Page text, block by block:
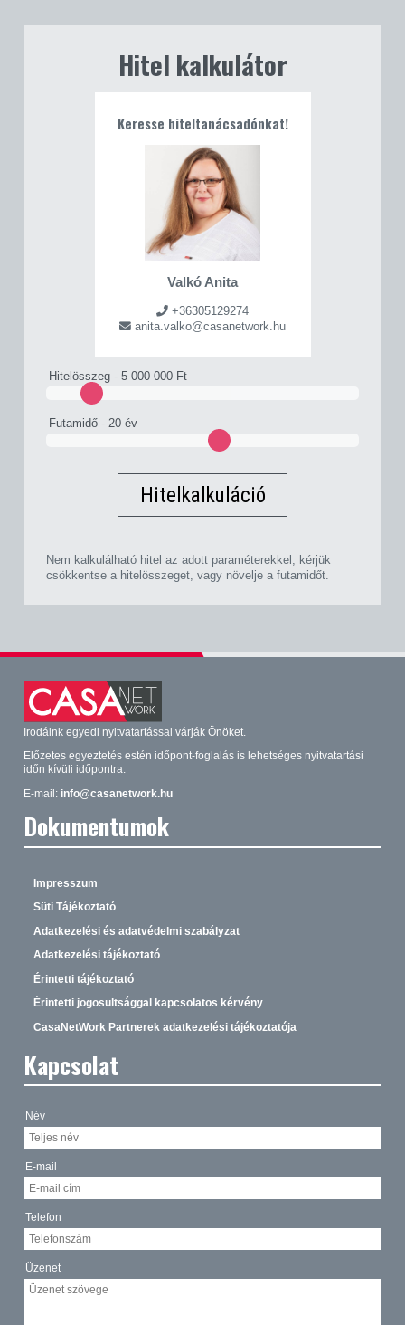
Hitel kalkulátor
Keresse hiteltanácsadónkat!
Valkó Anita
+36305129274
anita.valko@casanetwork.hu
Hitelösszeg -5 000 000 Ft
Futamidő - 20 év
Hitelkalkuláció
Nem kalkulálható hitel az adott paraméterekkel, kérjük
csökkentse a hitelösszeget, vagy növelje a futamidőt.
Irodáink egyedi nyitvatartással várják Önöket.
Előzetes egyeztetés estén időpont-foglalás is lehetséges nyitvatartási
időn kívüli időpontra.
E-mail: info@casanetwork.hu
Dokumentumok
Impresszum
Süti Tájékoztató
Adatkezelési és adatvédelmi szabályzat
Adatkezelési tájékoztató
Érintetti tájékoztató
Érintetti jogosultsággal kapcsolatos kérvény
CasaNetWork Partnerek adatkezelési tájékoztatója
Kapcsolat
Név
E-mail
Telefon
Üzenet